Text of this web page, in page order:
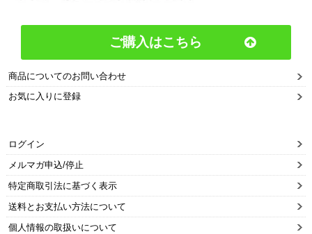
ご購入はこちら
商品についてのお問い合わせ
お気に入りに登録
ログイン
メルマガ申込/停止
特定商取引法に基づく表示
送料とお支払い方法について
個人情報の取扱いについて